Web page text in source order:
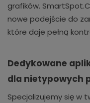
grafików.
nowe podejście do
które daje pełną
Dedykowane
dla nietypowych
Specjalizujemy się w